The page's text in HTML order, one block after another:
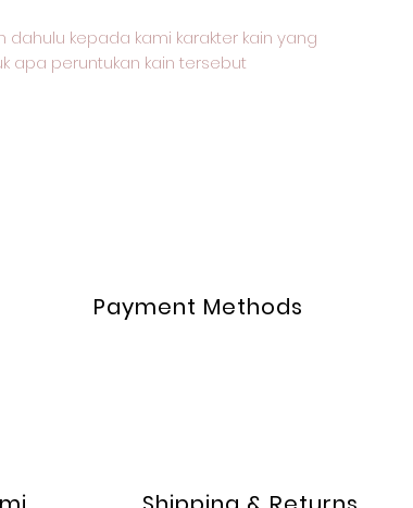
dahulu kepada kami karakter kain yang
apa peruntukan kain tersebut
Payment Methods